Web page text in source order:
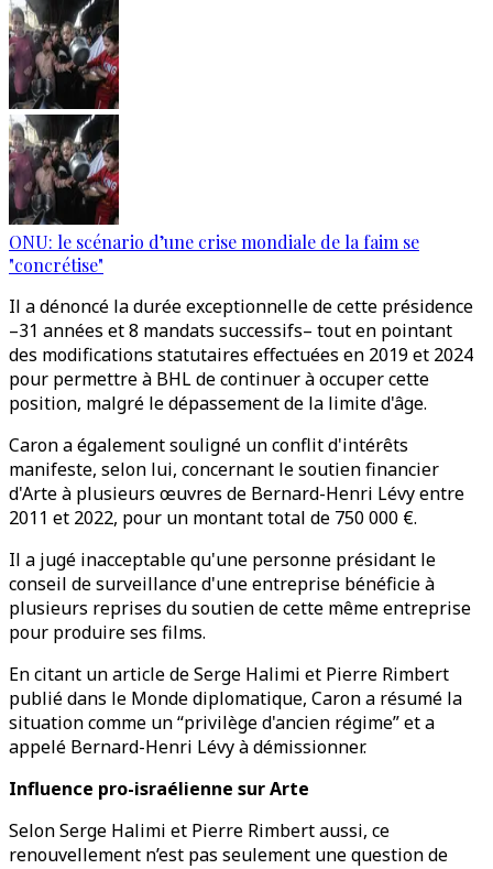
ONU: le scénario d’une crise mondiale de la faim se
"concrétise"
Il a dénoncé la durée exceptionnelle de cette présidence
–31 années et 8 mandats successifs– tout en pointant
des modifications statutaires effectuées en 2019 et 2024
pour permettre à BHL de continuer à occuper cette
position, malgré le dépassement de la limite d'âge.
Caron a également souligné un conflit d'intérêts
manifeste, selon lui, concernant le soutien financier
d'Arte à plusieurs œuvres de Bernard-Henri Lévy entre
2011 et 2022, pour un montant total de 750 000 €.
Il a jugé inacceptable qu'une personne présidant le
conseil de surveillance d'une entreprise bénéficie à
plusieurs reprises du soutien de cette même entreprise
pour produire ses films.
En citant un article de Serge Halimi et Pierre Rimbert
publié dans le Monde diplomatique, Caron a résumé la
situation comme un “privilège d'ancien régime” et a
appelé Bernard-Henri Lévy à démissionner.
Influence pro-israélienne sur Arte
Selon Serge Halimi et Pierre Rimbert aussi, ce
renouvellement n’est pas seulement une question de